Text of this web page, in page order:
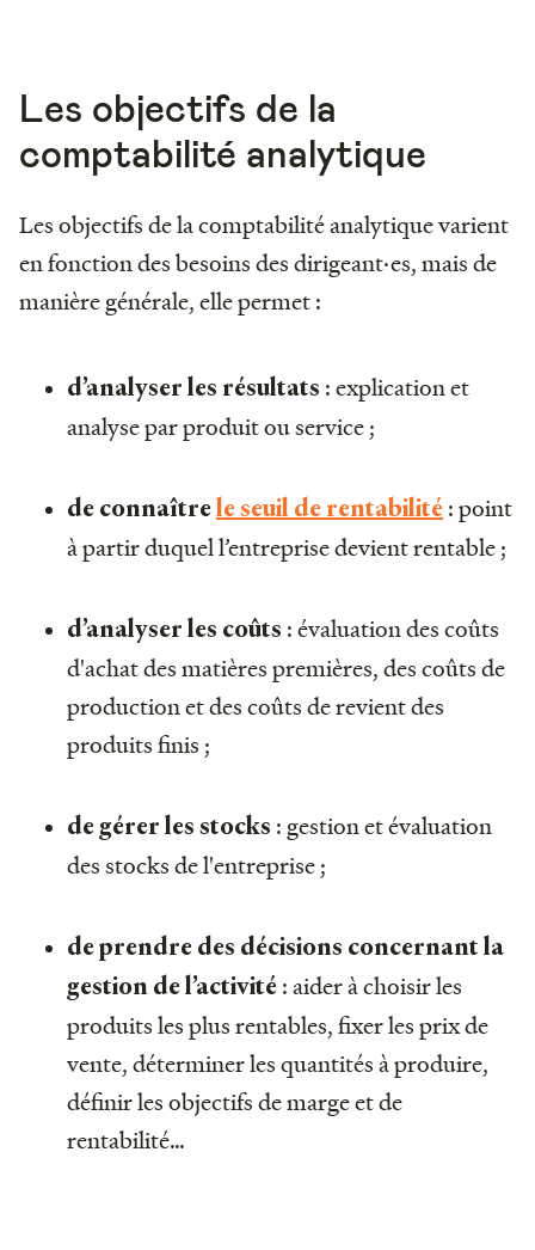
Les objectifs de la
comptabilité analytique
Les objectifs de la comptabilité analytique varient
en fonction des besoins des dirigeant·es, mais de
manière générale, elle permet :
d’analyser les résultats : explication et
analyse par produit ou service ;
de connaîtrele seuil de rentabilité : point
à partir duquel l’entreprise devient rentable ;
d’analyser les coûts : évaluation des coûts
d'achat des matières premières, des coûts de
production et des coûts de revient des
produits finis ;
de gérer les stocks : gestion et évaluation
des stocks de l'entreprise ;
de prendre des décisions concernant la
gestion de l’activité : aider à choisir les
produits les plus rentables, fixer les prix de
vente, déterminer les quantités à produire,
définir les objectifs de marge et de
rentabilité…